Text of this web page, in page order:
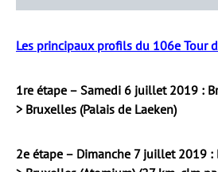
Les principaux profils du 106e Tour
1re étape – Samedi 6 juillet 2019 :
> Bruxelles (Palais de Laeken)
2e étape – Dimanche 7 juillet 2019 :